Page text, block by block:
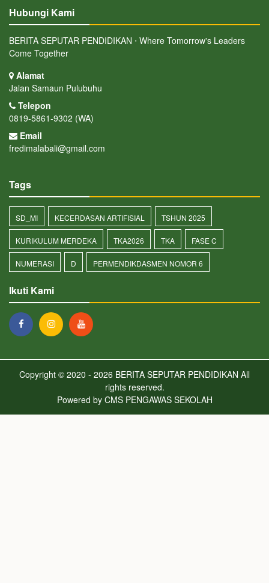
Hubungi Kami
BERITA SEPUTAR PENDIDIKAN ⋅ Where Tomorrow's Leaders
Come Together
Alamat
Jalan Samaun Pulubuhu
Telepon
0819-5861-9302 (WA)
Email
fredimalabali@gmail.com
Tags
SD_MI KECERDASAN ARTIFISIAL TSHUN 2025
KURIKULUM MERDEKA TKA2026 TKA FASE C
NUMERASI D PERMENDIKDASMEN NOMOR 6
Ikuti Kami
Copyright © 2020 - 2026 BERITA SEPUTAR PENDIDIKAN All
rights reserved.
Powered by CMS PENGAWAS SEKOLAH